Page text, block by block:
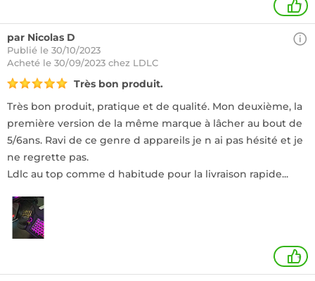
1
par Nicolas D
Publié le 30/10/2023
Acheté le 30/09/2023 chez LDLC
Très bon produit.
Très bon produit, pratique et de qualité. Mon deuxième, la
première version de la même marque à lâcher au bout de
5/6ans. Ravi de ce genre d appareils je n ai pas hésité et je
ne regrette pas.
Ldlc au top comme d habitude pour la livraison rapide...
+